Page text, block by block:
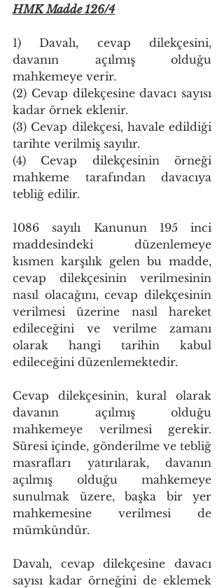
HMK Madde 126/4
1) Davalı, cevap dilekçesini,
davanın açılmış olduğu
mahkemeye verir.
(2) Cevap dilekçesine davacı sayısı
kadar örnek eklenir.
(3) Cevap dilekçesi, havale edildiği
tarihte verilmiş sayılır.
(4) Cevap dilekçesinin örneği
mahkeme tarafından davacıya
tebliğ edilir.
1086 sayılı Kanunun 195 inci
maddesindeki düzenlemeye
kısmen karşılık gelen bu madde,
cevap dilekçesinin verilmesinin
nasıl olacağını, cevap dilekçesinin
verilmesi üzerine nasıl hareket
edileceğini ve verilme zamanı
olarak hangi tarihin kabul
edileceğini düzenlemektedir.
Cevap dilekçesinin, kural olarak
davanın açılmış olduğu
mahkemeye verilmesi gerekir.
Süresi içinde, gönderilme ve tebliğ
masrafları yatırılarak, davanın
açılmış olduğu mahkemeye
sunulmak üzere, başka bir yer
mahkemesine verilmesi de
mümkündür.
Davalı, cevap dilekçesine davacı
sayısı kadar örneğini de eklemek